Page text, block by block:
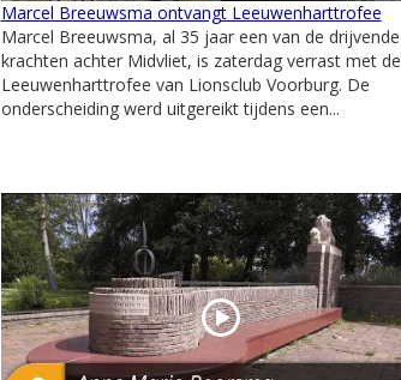
Marcel Breeuwsma ontvangt Leeuwenharttrofee
Marcel Breeuwsma, al 35 jaar een van de drijvende
krachten achter Midvliet, is zaterdag verrast met de
Leeuwenharttrofee van Lionsclub Voorburg. De
onderscheiding werd uitgereikt tijdens een...